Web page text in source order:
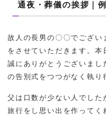
通夜・葬儀の挨拶｜
故人の長男の〇〇でござ
をさせていただきます。本
誠にありがとうございまし
の告別式をつつがなく執り
父は口数が少ない人でし
旅行をし思い出を作ってく